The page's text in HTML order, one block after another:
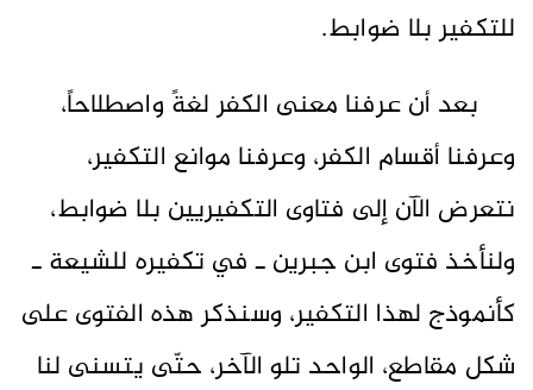
للتكفير بلا ضوابط.
بعد أن عرفنا معنى الكفر لغةً واصطلاحاً،
وعرفنا أقسام الكفر، وعرفنا موانع التكفير،
نتعرض الآن إلى فتاوى التكفيريين بلا ضوابط،
ولنأخذ فتوى ابن جبرين ـ في تكفيره للشيعة ـ
كأنموذج لهذا التكفير، وسنذكر هذه الفتوى على
شكل مقاطع، الواحد تلو الآخر، حتّى يتسنى لنا